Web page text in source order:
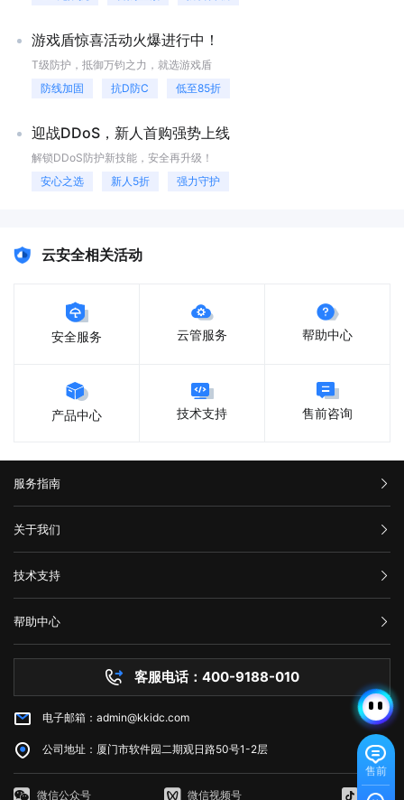
游戏盾惊喜活动火爆进行中！
T级防护，抵御万钧之力，就选游戏盾
防线加固
抗D防C 低至85折
迎战DDoS，新人首购强势上线
解锁DDoS防护新技能，安全再升级！
安心之选
新人5折 强力守护
云安全相关活动
安全服务 云管服务 帮助中心
产品中心 技术支持 售前咨询
售前
服务指南
汇款信息
购买流程
服务条款
关于我们
公司介绍
举报中心
隐私声明
技术支持
网站备案
技术文档
帮助中心
服务器问题
市场资讯
客服电话：400-9188-010
电子邮箱：admin@kkidc.com
公司地址：厦门市软件园二期观日路50号1-2层
微信公众号 微信视频号 抖音